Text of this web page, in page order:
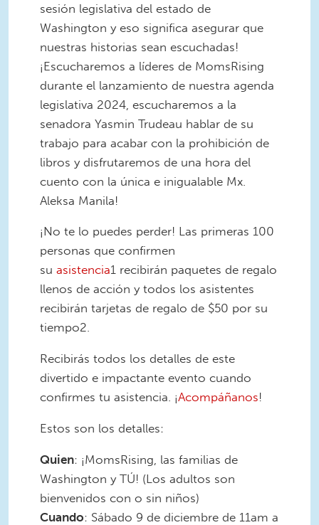
sesión legislativa del estado de
Washington y eso significa asegurar que
nuestras historias sean escuchadas!
¡Escucharemos a líderes de MomsRising
durante el lanzamiento de nuestra agenda
legislativa 2024, escucharemos a la
senadora Yasmin Trudeau hablar de su
trabajo para acabar con la prohibición de
libros y disfrutaremos de una hora del
cuento con la única e inigualable Mx.
Aleksa Manila!
¡No te lo puedes perder! Las primeras 100
personas que confirmen
su asistencia1 recibirán paquetes de regalo
llenos de acción y todos los asistentes
recibirán tarjetas de regalo de $50 por su
tiempo2.
Recibirás todos los detalles de este
divertido e impactante evento cuando
confirmes tu asistencia. ¡Acompáñanos!
Estos son los detalles:
Quien: ¡MomsRising, las familias de
Washington y TÚ! (Los adultos son
bienvenidos con o sin niños)
Cuando: Sábado 9 de diciembre de 11am a